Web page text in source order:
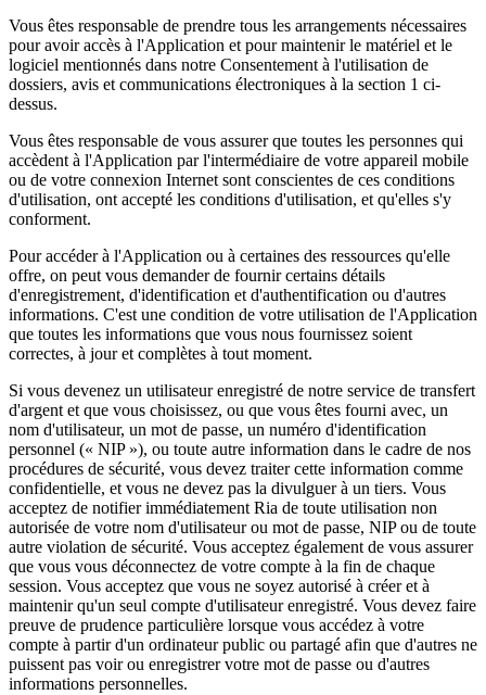
Vous êtes responsable de prendre tous les arrangements nécessaires
pour avoir accès à l'Application et pour maintenir le matériel et le
logiciel mentionnés dans notre Consentement à l'utilisation de
dossiers, avis et communications électroniques à la section 1 ci-
dessus.
Vous êtes responsable de vous assurer que toutes les personnes qui
accèdent à l'Application par l'intermédiaire de votre appareil mobile
ou de votre connexion Internet sont conscientes de ces conditions
d'utilisation, ont accepté les conditions d'utilisation, et qu'elles s'y
conforment.
Pour accéder à l'Application ou à certaines des ressources qu'elle
offre, on peut vous demander de fournir certains détails
d'enregistrement, d'identification et d'authentification ou d'autres
informations. C'est une condition de votre utilisation de l'Application
que toutes les informations que vous nous fournissez soient
correctes, à jour et complètes à tout moment.
Si vous devenez un utilisateur enregistré de notre service de transfert
d'argent et que vous choisissez, ou que vous êtes fourni avec, un
nom d'utilisateur, un mot de passe, un numéro d'identification
personnel (« NIP »), ou toute autre information dans le cadre de nos
procédures de sécurité, vous devez traiter cette information comme
confidentielle, et vous ne devez pas la divulguer à un tiers. Vous
acceptez de notifier immédiatement Ria de toute utilisation non
autorisée de votre nom d'utilisateur ou mot de passe, NIP ou de toute
autre violation de sécurité. Vous acceptez également de vous assurer
que vous vous déconnectez de votre compte à la fin de chaque
session. Vous acceptez que vous ne soyez autorisé à créer et à
maintenir qu'un seul compte d'utilisateur enregistré. Vous devez faire
preuve de prudence particulière lorsque vous accédez à votre
compte à partir d'un ordinateur public ou partagé afin que d'autres ne
puissent pas voir ou enregistrer votre mot de passe ou d'autres
informations personnelles.